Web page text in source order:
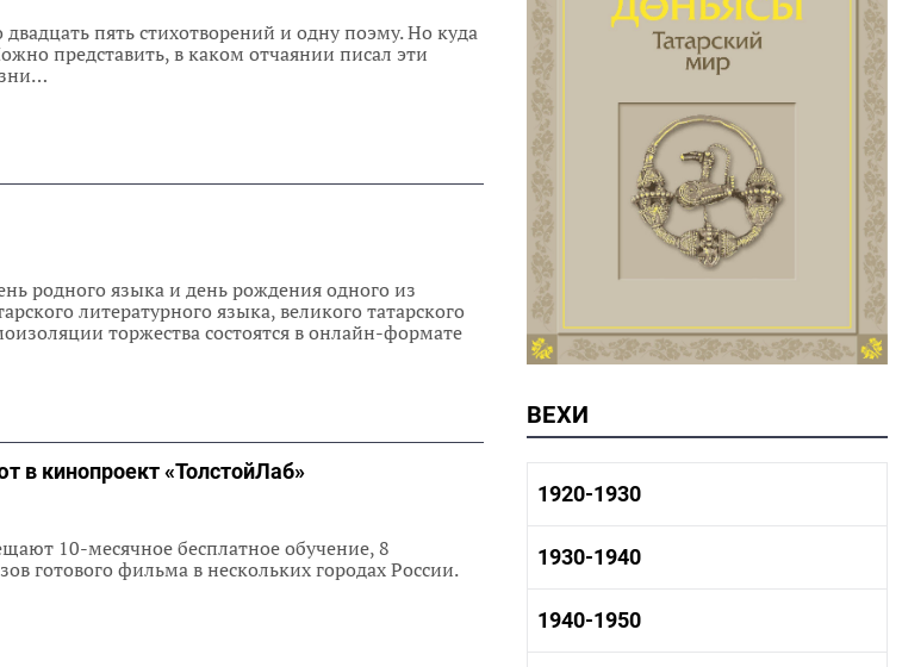
пять стихотворений и одну поэму. Но куда
представить, в каком отчаянии писал эти
родного языка и день рождения одного из
литературного языка, великого татарского
торжества состоятся в онлайн-формате
в кинопроект «ТолстойЛаб»
10-месячное бесплатное обучение, 8
готового фильма в нескольких городах России.
ВЕХИ
1920-1930
1920-1930 история
1920-1930 культура
1930-1940
1930-1940 история
1930-1940 культура
1940-1950